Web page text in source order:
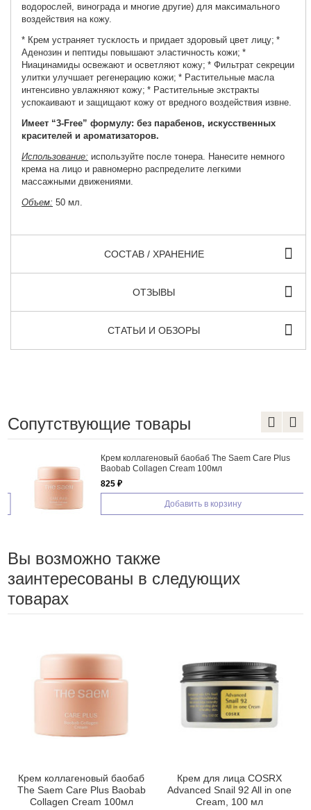
водорослей, винограда и многие другие) для максимального
воздействия на кожу.
* Крем устраняет тусклость и придает здоровый цвет лицу; *
Аденозин и пептиды повышают эластичность кожи; *
Ниацинамиды освежают и осветляют кожу; * Фильтрат секреции
улитки улучшает регенерацию кожи; * Растительные масла
интенсивно увлажняют кожу; * Растительные экстракты
успокаивают и защищают кожу от вредного воздействия извне.
Имеет “3-Free” формулу: без парабенов, искусственных
красителей и ароматизаторов.
Использование: используйте после тонера. Нанесите немного
крема на лицо и равномерно распределите легкими
массажными движениями.
Объем: 50 мл.
СОСТАВ / ХРАНЕНИЕ
ОТЗЫВЫ
СТАТЬИ И ОБЗОРЫ
Сопутствующие товары
Крем коллагеновый баобаб The Saem Care Plus
Baobab Collagen Cream 100мл
825 ₽
Добавить в корзину
Вы возможно также
заинтересованы в следующих
товарах
Крем коллагеновый баобаб
The Saem Care Plus Baobab
Collagen Cream 100мл
Крем для лица COSRX
Advanced Snail 92 All in one
Cream, 100 мл